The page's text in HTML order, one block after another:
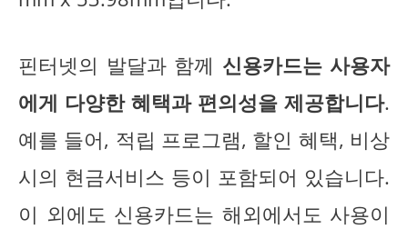
핀터넷의 발달과 함께 신용카드는 사용자
에게 다양한 혜택과 편의성을 제공합니다.
예를 들어, 적립 프로그램, 할인 혜택, 비상
시의 현금서비스 등이 포함되어 있습니다.
이 외에도 신용카드는 해외에서도 사용이